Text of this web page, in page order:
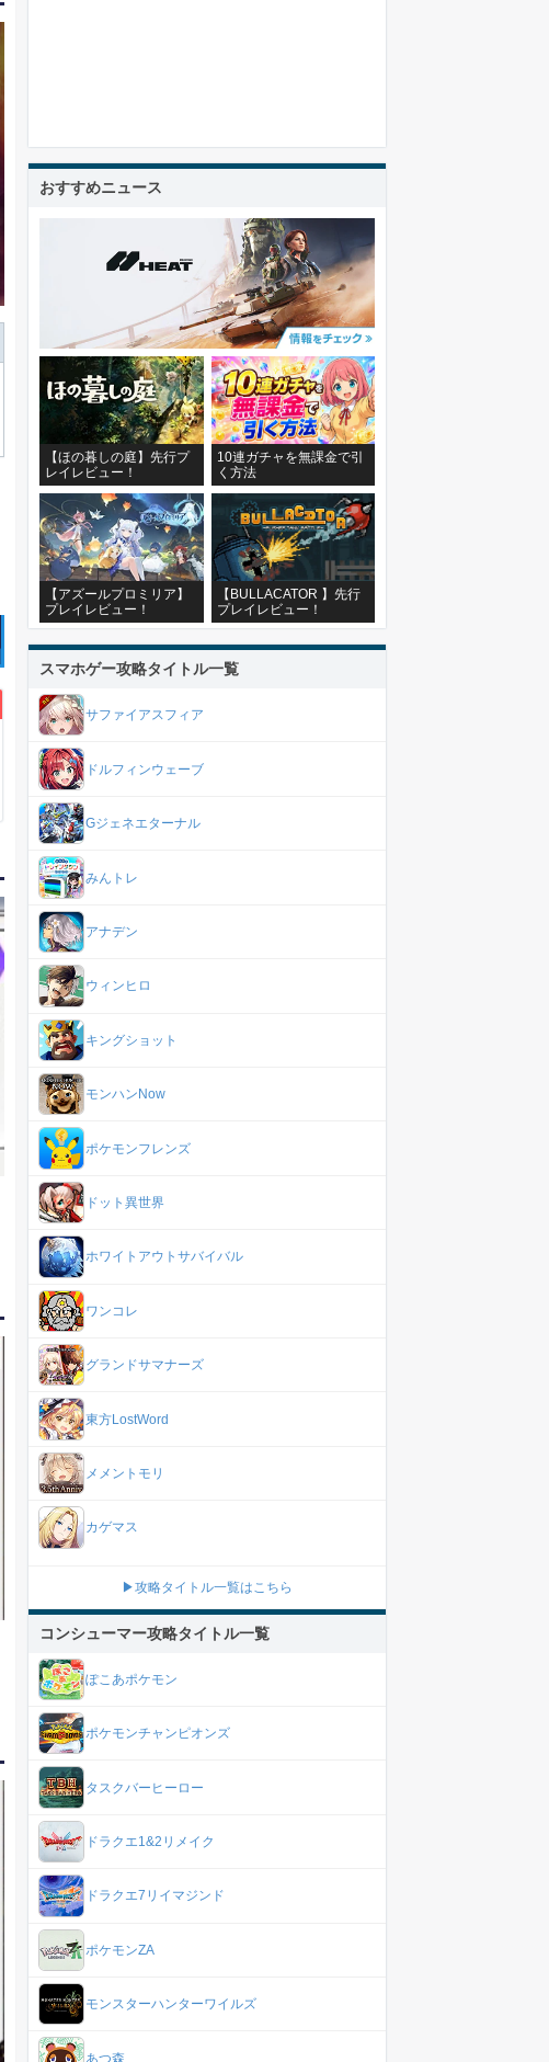
おすすめニュース
【ほの暮しの庭】先行プ
レイレビュー！
10連ガチャを無課金で引
く方法
【アズールプロミリア】
プレイレビュー！
【BULLACATOR 】先行
プレイレビュー！
スマホゲー攻略タイトル一覧
サファイアスフィア
ドルフィンウェーブ
Gジェネエターナル
みんトレ
アナデン
ウィンヒロ
キングショット
モンハンNow
ポケモンフレンズ
ドット異世界
ホワイトアウトサバイバル
ワンコレ
グランドサマナーズ
東方LostWord
メメントモリ
カゲマス
▶攻略タイトル一覧はこちら
コンシューマー攻略タイトル一覧
ぽこあポケモン
ポケモンチャンピオンズ
タスクバーヒーロー
ドラクエ1&2リメイク
ドラクエ7リイマジンド
ポケモンZA
モンスターハンターワイルズ
あつ森